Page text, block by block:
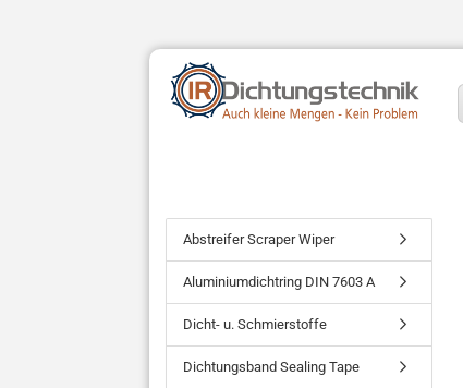
Abstreifer Scraper Wiper
Aluminiumdichtring DIN 7603 A
Dicht- u. Schmierstoffe
Dichtungsband Sealing Tape